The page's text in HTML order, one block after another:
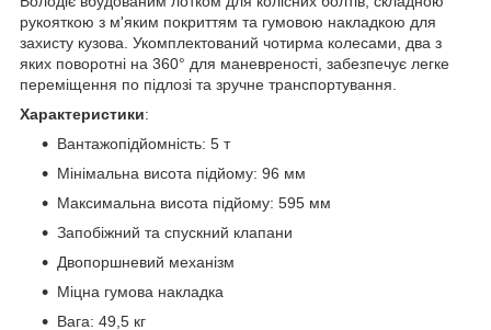
рукояткою з м'яким покриттям та гумовою накладкою для
захисту кузова. Укомплектований чотирма колесами, два з
яких поворотні на 360° для маневреності, забезпечує легке
переміщення по підлозі та зручне транспортування.
Характеристики:
Вантажопідйомність: 5 т
Мінімальна висота підйому: 96 мм
Максимальна висота підйому: 595 мм
Запобіжний та спускний клапани
Двопоршневий механізм
Міцна гумова накладка
Вага: 49,5 кг